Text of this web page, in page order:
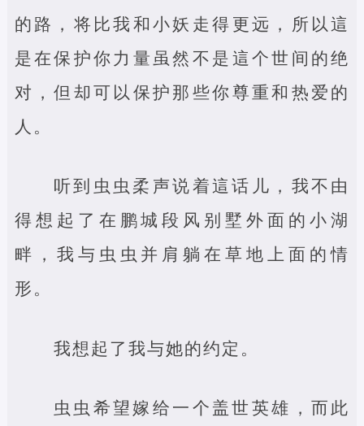
的路，将比我和小妖走得更远，所以這
是在保护你力量虽然不是這个世间的绝
对，但却可以保护那些你尊重和热爱的
人。
听到虫虫柔声说着這话儿，我不由
得想起了在鹏城段风别墅外面的小湖
畔，我与虫虫并肩躺在草地上面的情
形。
我想起了我与她的约定。
虫虫希望嫁给一个盖世英雄，而此